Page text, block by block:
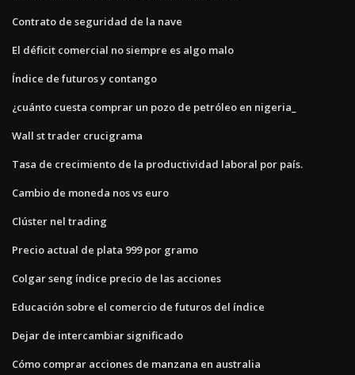
Contrato de seguridad de la nave
El déficit comercial no siempre es algo malo
Índice de futuros y contango
¿cuánto cuesta comprar un pozo de petróleo en nigeria_
Wall st trader crucigrama
Tasa de crecimiento de la productividad laboral por país.
Cambio de moneda nos vs euro
Clúster nel trading
Precio actual de plata 999 por gramo
Colgar seng índice precio de las acciones
Educación sobre el comercio de futuros del índice
Dejar de intercambiar significado
Cómo comprar acciones de manzana en australia